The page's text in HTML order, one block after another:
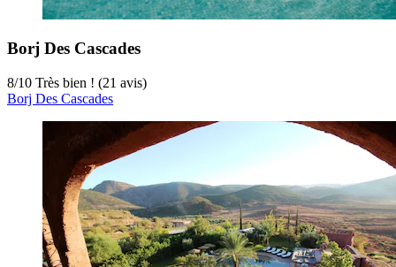
Borj Des Cascades
8/10 Très bien ! (21 avis)
Borj Des Cascades